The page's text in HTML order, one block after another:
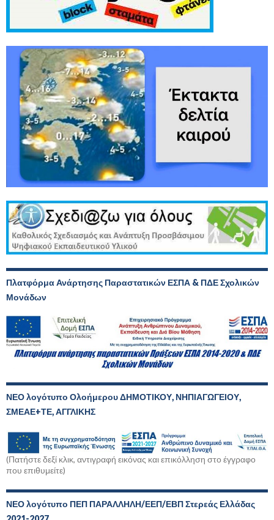
Πλατφόρμα Ανάρτησης Παραστατικών ΕΣΠΑ & ΠΔΕ Σχολικών
Μονάδων
ΝΕΟ λογότυπο Ολοήμερου ΔΗΜΟΤΙΚΟΥ, ΝΗΠΙΑΓΩΓΕΙΟΥ,
ΣΜΕΑΕ+ΤΕ, ΑΓΓΛΙΚΗΣ
(Πατήστε δεξί κλικ, αντιγραφή εικόνας και επικόλληση στο έγγραφο
που επιθυμείτε)
ΝΕΟ λογότυπο ΠΕΠ ΠΑΡΑΛΛΗΛΗ/ΕΕΠ/ΕΒΠ Στερεάς Ελλάδας